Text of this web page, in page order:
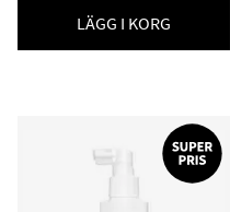
LÄGG I KORG